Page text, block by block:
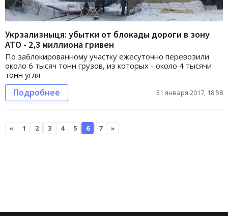
Укрзализныця: убытки от блокады дороги в зону
АТО - 2,3 миллиона гривен
По заблокированному участку ежесуточно перевозили
около 6 тысяч тонн грузов, из которых - около 4 тысячи
тонн угля
Подробнее 31 января 2017, 18:58
« 1 2 3 4 5 6 7 »